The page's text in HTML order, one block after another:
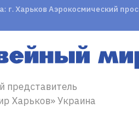
г. Харьков Аэрокосмический
представитель
Харьков» Украина